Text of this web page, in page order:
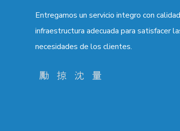
Entregamos un servicio integro con
infraestructura adecuada para satisfacer
necesidades de los clientes.